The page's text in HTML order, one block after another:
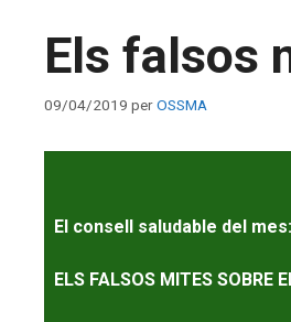
Els falsos
09/04/2019 perOSSMA
El consell saludable del mes:
ELS FALSOS MITES SOBRE